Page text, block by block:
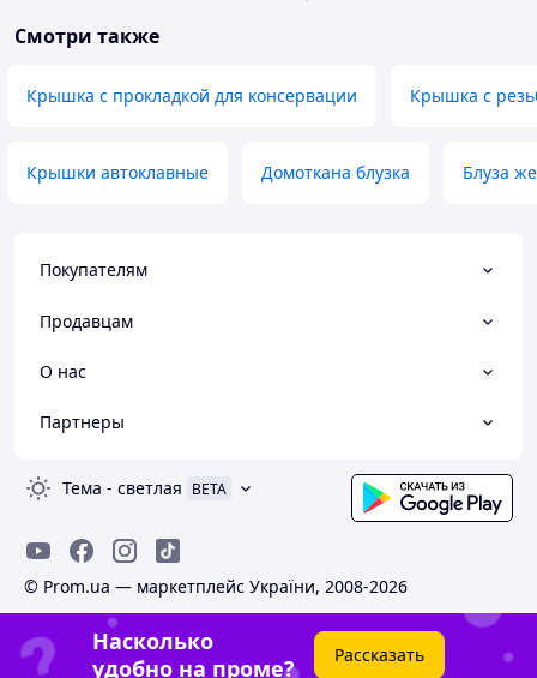
Смотри также
Крышка с прокладкой для консервации Крышка с
Крышки автоклавные Домоткана блузка Блуза
Покупателям
Продавцам
О нас
Партнеры
Тема - светлая BETA
© Prom.ua — маркетплейс України, 2008-2026
Насколько
удобно на проме?
Рассказать